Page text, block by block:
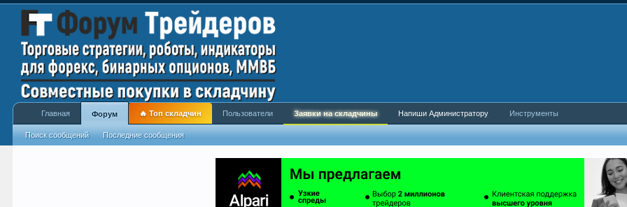
Главная Форум
Поиск сообщений Последние сообщения
🔥 Топ складчин Пользователи Заявки на складчины Напиши Администратору Инструменты